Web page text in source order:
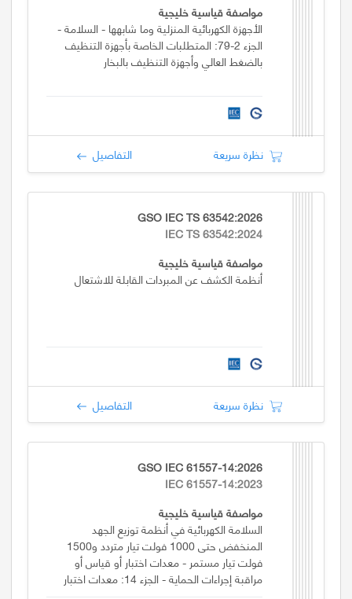
مواصفة قياسية خليجية
الأجهزة الكهربائية المنزلية وما شابهها - السلامة -
الجزء 2-79: المتطلبات الخاصة بأجهزة التنظيف
بالضغط العالي وأجهزة التنظيف بالبخار
نظرة سريعة التفاصيل
GSO IEC TS 63542:2026
IEC TS 63542:2024
مواصفة قياسية خليجية
أنظمة الكشف عن المبردات القابلة للاشتعال
نظرة سريعة التفاصيل
GSO IEC 61557-14:2026
IEC 61557-14:2023
مواصفة قياسية خليجية
السلامة الكهربائية في أنظمة توزيع الجهد
المنخفض حتى 1000 فولت تيار متردد و1500
فولت تيار مستمر - معدات اختبار أو قياس أو
مراقبة إجراءات الحماية - الجزء 14: معدات اختبار